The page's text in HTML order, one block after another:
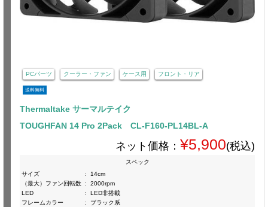
PCパーツ クーラー・ファン ケース用 フロント・リア
送料無料
Thermaltake サーマルテイク
TOUGHFAN 14 Pro 2Pack CL-F160-PL14BL-A
ネット価格： ¥5,900(税込)
スペック
サイズ
:
14cm
（最大）ファン回転数 :
2000rpm
LED
:
LED非搭載
フレームカラー
:
ブラック系